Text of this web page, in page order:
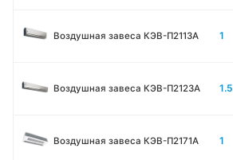
Воздушная завеса КЭВ-П2113A 1
Воздушная завеса КЭВ-П2123A 1.5
Воздушная завеса КЭВ-П2171A 1